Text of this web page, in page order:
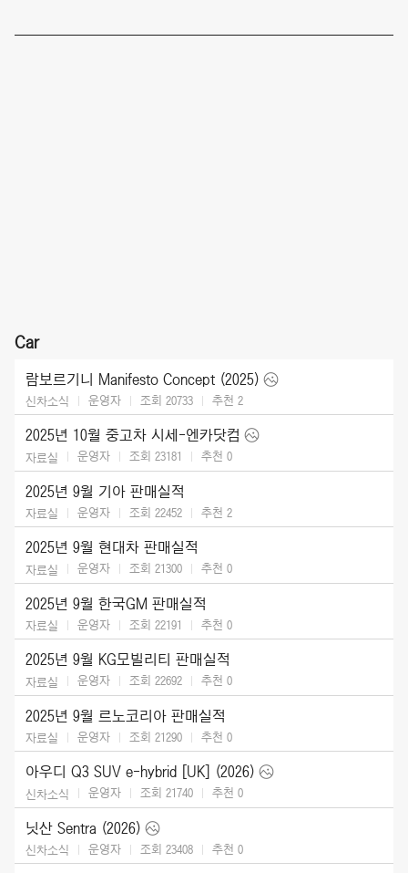
Car
람보르기니 Manifesto Concept (2025)
신차소식 운영자 조회 20733 추천 2
2025년 10월 중고차 시세-엔카닷컴
자료실 운영자 조회 23181 추천 0
2025년 9월 기아 판매실적
자료실 운영자 조회 22452 추천 2
2025년 9월 현대차 판매실적
자료실 운영자 조회 21300 추천 0
2025년 9월 한국GM 판매실적
자료실 운영자 조회 22191 추천 0
2025년 9월 KG모빌리티 판매실적
자료실 운영자 조회 22692 추천 0
2025년 9월 르노코리아 판매실적
자료실 운영자 조회 21290 추천 0
아우디 Q3 SUV e-hybrid [UK] (2026)
신차소식 운영자 조회 21740 추천 0
닛산 Sentra (2026)
신차소식 운영자 조회 23408 추천 0